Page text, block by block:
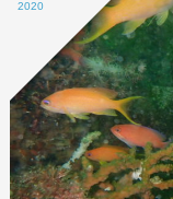
2020